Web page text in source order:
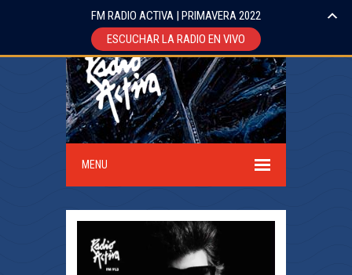
MENU
FM RADIO ACTIVA | PRIMAVERA 2022
ESCUCHAR LA RADIO EN VIVO